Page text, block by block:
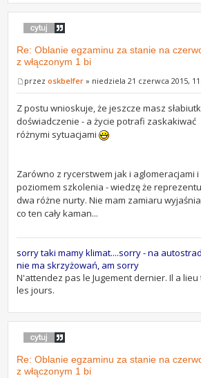
Re: Oblanie egzaminu za stanie na
z włączonym 1 bi
przezoskbelfer » niedziela 21 czerwca 2015,
Z postu wnioskuje, że jeszcze masz
doświadczenie - a życie potrafi zaskakiwać
różnymi sytuacjami
Zarówno z rycerstwem jak i aglomeracjami i
poziomem szkolenia - wiedzę że
dwa różne nurty. Nie mam zamiaru
co ten cały kaman...
sorry taki mamy klimat....sorry - na
nie ma skrzyżowań, am sorry
N'attendez pas le Jugement dernier. Il a lieu
les jours.
Re: Oblanie egzaminu za stanie na
z włączonym 1 bi